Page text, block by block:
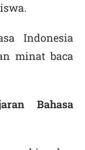
Indonesia
minat baca
Bahasa